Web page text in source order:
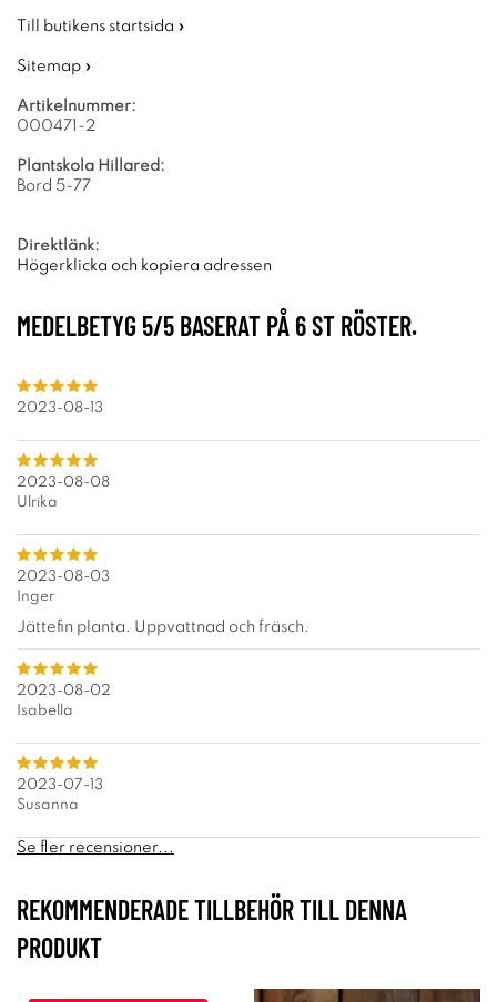
Till butikens startsida »
Sitemap »
Artikelnummer:
000471-2
Plantskola Hillared:
Bord 5-77
Direktlänk:
Högerklicka och kopiera adressen
MEDELBETYG 5/5 BASERAT PÅ 6ST RÖSTER.
2023-08-13
2023-08-08
Ulrika
2023-08-03
Inger
Jättefin planta. Uppvattnad och fräsch.
2023-08-02
Isabella
2023-07-13
Susanna
Se fler recensioner...
REKOMMENDERADE TILLBEHÖR TILL DENNA
PRODUKT